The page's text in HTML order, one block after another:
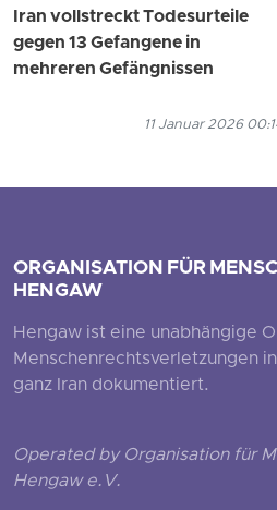
Iran vollstreckt Todesurteile
gegen 13 Gefangene in
mehreren Gefängnissen
11 Januar 2026
ORGANISATION FÜR
HENGAW
Hengaw ist eine unabhängige
Menschenrechtsverletzungen
ganz Iran dokumentiert.
Operated by Organisation für
Hengaw e.V.